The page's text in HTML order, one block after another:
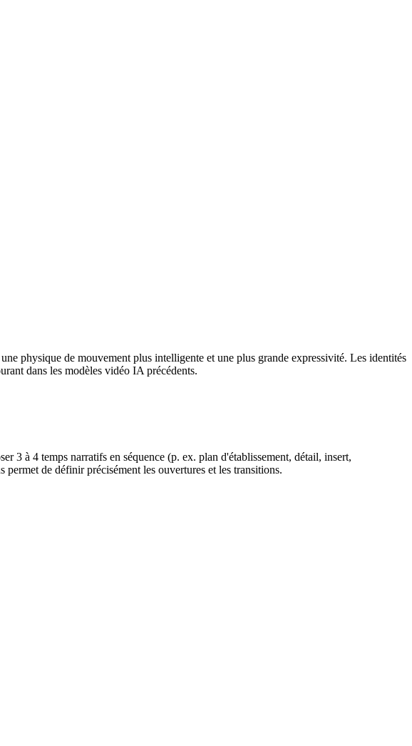
physique de mouvement plus intelligente et une plus grande expressivité. Les identités
dans les modèles vidéo IA précédents.
3 à 4 temps narratifs en séquence (p. ex. plan d'établissement, détail, insert,
de définir précisément les ouvertures et les transitions.